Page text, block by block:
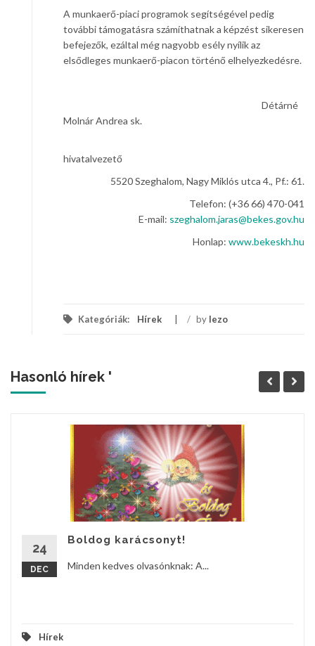
A munkaerő-piaci programok segítségével pedig
további támogatásra számíthatnak a képzést sikeresen
befejezők, ezáltal még nagyobb esély nyílik az
elsődleges munkaerő-piacon történő elhelyezkedésre.
Détárné
Molnár Andrea sk.
hivatalvezető
5520 Szeghalom, Nagy Miklós utca 4., Pf.: 61.
Telefon: (+36 66) 470-041
E-mail: szeghalom.jaras@bekes.gov.hu
Honlap: www.bekeskh.hu
Kategóriák: Hírek / by lezo
Hasonló hírek '
24
DEC
Boldog karácsonyt!
Minden kedves olvasónknak: A...
Hírek